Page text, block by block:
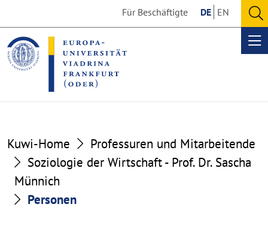
the
content
section
the
footer
section
Für Beschäftigte DE EN
Kuwi-Home
Professuren und Mitarbeitende
Soziologie der Wirtschaft - Prof. Dr. Sascha
Münnich
Personen